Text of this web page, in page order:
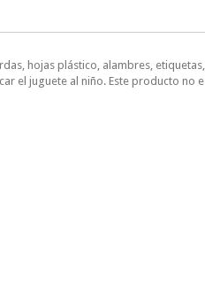
hojas plástico, alambres,
el juguete al niño. Este producto no